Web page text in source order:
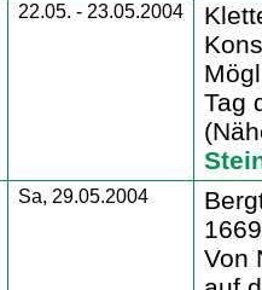
22.05. - 23.05.2004
Tag
Sa, 29.05.2004
Von